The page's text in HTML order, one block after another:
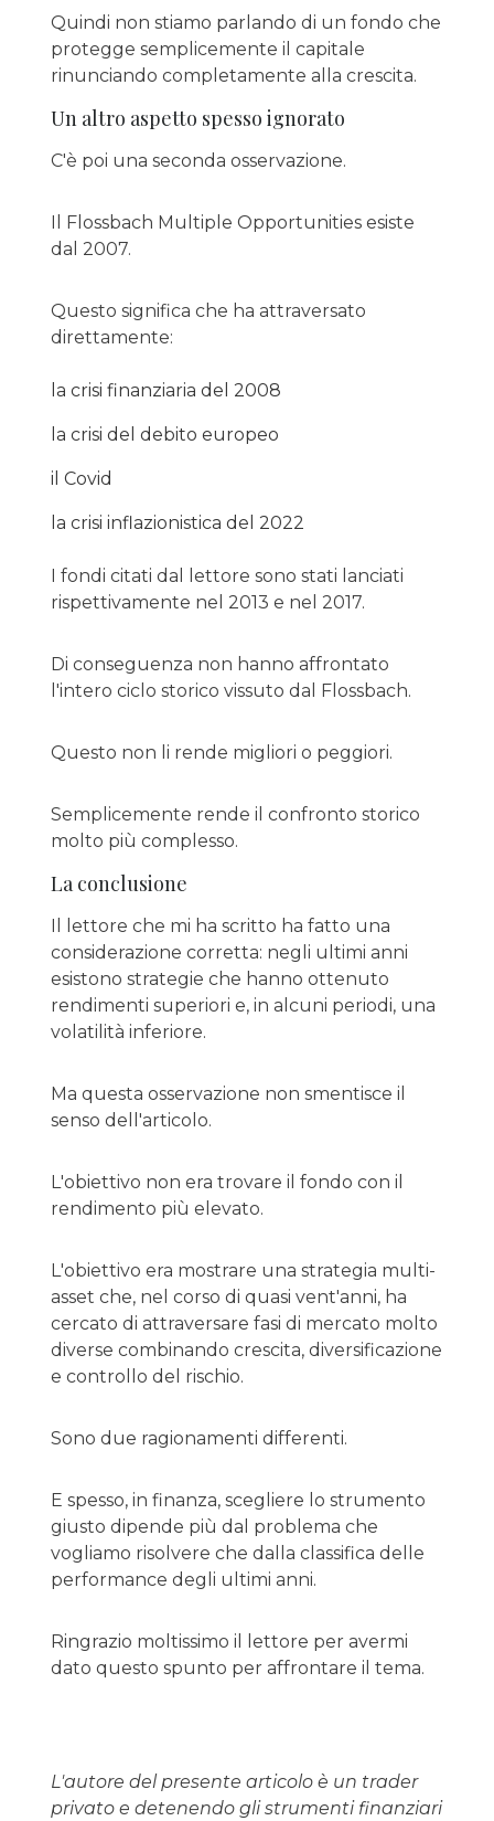
Quindi non stiamo parlando di un fondo che
protegge semplicemente il capitale
rinunciando completamente alla crescita.
Un altro aspetto spesso ignorato
C'è poi una seconda osservazione.
Il Flossbach Multiple Opportunities esiste
dal 2007.
Questo significa che ha attraversato
direttamente:
la crisi finanziaria del 2008
la crisi del debito europeo
il Covid
la crisi inflazionistica del 2022
I fondi citati dal lettore sono stati lanciati
rispettivamente nel 2013 e nel 2017.
Di conseguenza non hanno affrontato
l'intero ciclo storico vissuto dal Flossbach.
Questo non li rende migliori o peggiori.
Semplicemente rende il confronto storico
molto più complesso.
La conclusione
Il lettore che mi ha scritto ha fatto una
considerazione corretta: negli ultimi anni
esistono strategie che hanno ottenuto
rendimenti superiori e, in alcuni periodi, una
volatilità inferiore.
Ma questa osservazione non smentisce il
senso dell'articolo.
L'obiettivo non era trovare il fondo con il
rendimento più elevato.
L'obiettivo era mostrare una strategia multi-
asset che, nel corso di quasi vent'anni, ha
cercato di attraversare fasi di mercato molto
diverse combinando crescita, diversificazione
e controllo del rischio.
Sono due ragionamenti differenti.
E spesso, in finanza, scegliere lo strumento
giusto dipende più dal problema che
vogliamo risolvere che dalla classifica delle
performance degli ultimi anni.
Ringrazio moltissimo il lettore per avermi
dato questo spunto per affrontare il tema.
L'autore del presente articolo è un trader
privato e detenendo gli strumenti finanziari